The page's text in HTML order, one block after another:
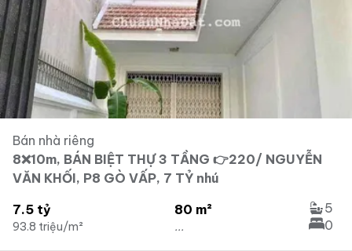
Bán nhà riêng
8❌10m, BÁN BIỆT THỰ 3 TẦNG 👉220/ NGUYỄN
VĂN KHỐI, P8 GÒ VẤP, 7 TỶ nhú
7.5 tỷ
93.8 triệu/m²
80 m²
...
5
0